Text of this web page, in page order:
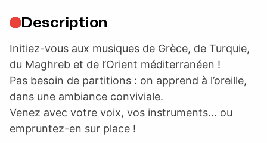
Description
Initiez-vous aux musiques de Grèce, de Turquie,
du Maghreb et de l’Orient méditerranéen !
Pas besoin de partitions : on apprend à l’oreille,
dans une ambiance conviviale.
Venez avec votre voix, vos instruments… ou
empruntez-en sur place !